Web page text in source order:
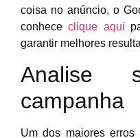
coisa no anúncio, o
conhece clique aqui
garantir melhores
Analise
campanha
Um dos maiores